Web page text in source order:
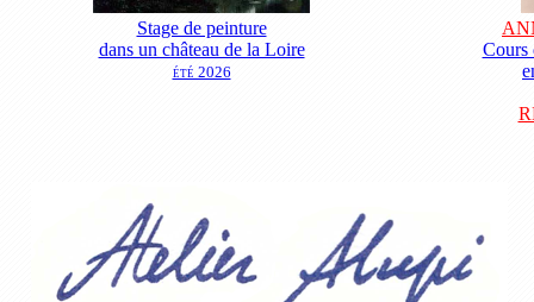
Stage de peinture
dans un château de la Loire
été 2026
Cours